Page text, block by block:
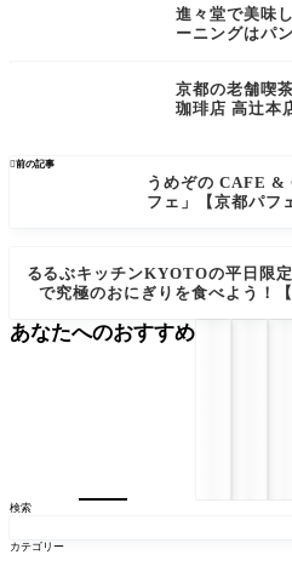
進々堂で美味
ーニングはパ
京都の老舗喫
珈琲店 高辻本
前の記事
うめぞの CAFE
フェ」【京都パフ
るるぶキッチンKYOTOの平日限
で究極のおにぎりを食べよう！【
検索
カテゴリー
あなたへのおすすめ